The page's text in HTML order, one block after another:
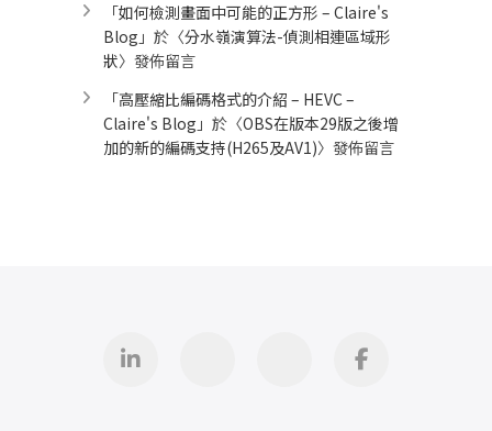
「如何檢測畫面中可能的正方形 – Claire's
Blog 」於〈分水嶺演算法-偵測相連區域形
狀〉發佈留言
「高壓縮比編碼格式的介紹 – HEVC –
Claire's Blog 」於〈OBS在版本29版之後增
加的新的編碼支持(H265及AV1)〉發佈留言
Linkedin iThomeFacebook